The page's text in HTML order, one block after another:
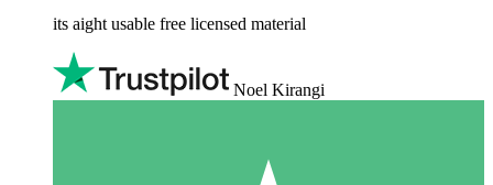
its aight usable free licensed material
Noel Kirangi